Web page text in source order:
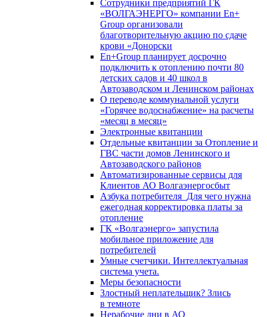
Сотрудники предприятий ГК
«ВОЛГАЭНЕРГО» компании En+
Group организовали
благотворительную акцию по сдаче
крови «Донорски
En+Group планирует досрочно
подключить к отоплению почти 80
детских садов и 40 школ в
Автозаводском и Ленинском районах
О переводе коммунальной услуги
«Горячее водоснабжение» на расчеты
«месяц в месяц»
Электронные квитанции
Отдельные квитанции за Отопление и
ГВС части домов Ленинского и
Автозаводского районов
Автоматизированные сервисы для
Клиентов АО Волгаэнергосбыт
Азбука потребителя_Для чего нужна
ежегодная корректировка платы за
отопление
ГК «Волгаэнерго» запустила
мобильное приложение для
потребителей
Умные счетчики. Интеллектуальная
система учета.
Меры безопасности
Злостный неплательщик? Злись
в темноте
Нерабочие дни в АО